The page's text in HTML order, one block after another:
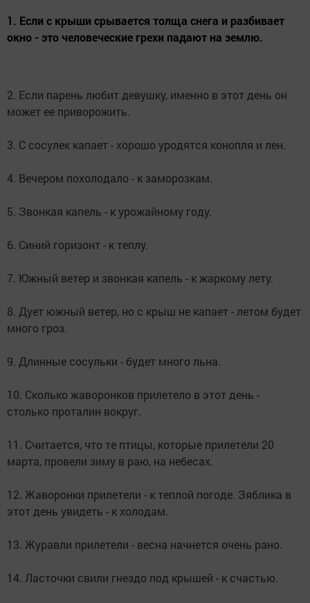
1. Если с крыши срывается толща снега и разбивает
окно - это человеческие грехи падают на землю.
2. Если парень любит девушку, именно в этот день он
может ее приворожить.
3. С сосулек капает - хорошо уродятся конопля и лен.
4. Вечером похолодало - к заморозкам.
5. Звонкая капель - к урожайному году.
6. Синий горизонт - к теплу.
7. Южный ветер и звонкая капель - к жаркому лету.
8. Дует южный ветер, но с крыш не капает - летом будет
много гроз.
9. Длинные сосульки - будет много льна.
10. Сколько жаворонков прилетело в этот день -
столько проталин вокруг.
11. Считается, что те птицы, которые прилетели 20
марта, провели зиму в раю, на небесах.
12. Жаворонки прилетели - к теплой погоде. Зяблика в
этот день увидеть - к холодам.
13. Журавли прилетели - весна начнется очень рано.
14. Ласточки свили гнездо под крышей - к счастью.